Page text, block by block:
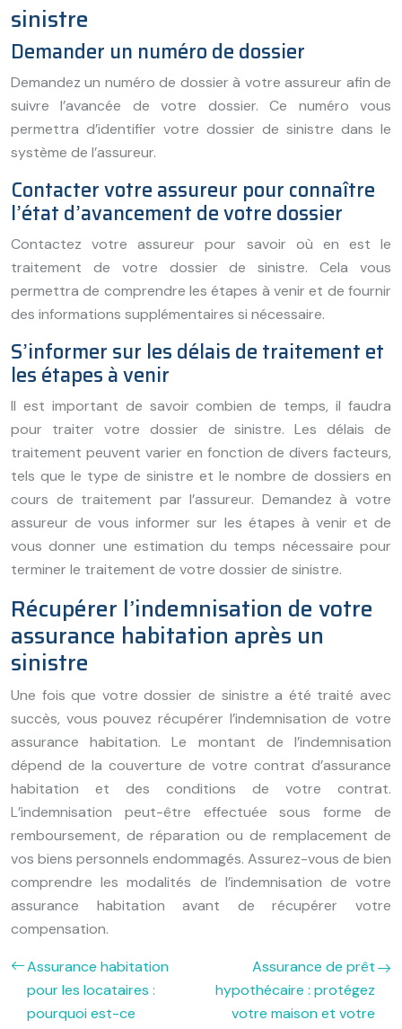
sinistre
Demander un numéro de dossier
Demandez un numéro de dossier à votre assureur afin de
suivre l’avancée de votre dossier. Ce numéro vous
permettra d’identifier votre dossier de sinistre dans le
système de l’assureur.
Contacter votre assureur pour connaître
l’état d’avancement de votre dossier
Contactez votre assureur pour savoir où en est le
traitement de votre dossier de sinistre. Cela vous
permettra de comprendre les étapes à venir et de fournir
des informations supplémentaires si nécessaire.
S’informer sur les délais de traitement et
les étapes à venir
Il est important de savoir combien de temps, il faudra
pour traiter votre dossier de sinistre. Les délais de
traitement peuvent varier en fonction de divers facteurs,
tels que le type de sinistre et le nombre de dossiers en
cours de traitement par l’assureur. Demandez à votre
assureur de vous informer sur les étapes à venir et de
vous donner une estimation du temps nécessaire pour
terminer le traitement de votre dossier de sinistre.
Récupérer l’indemnisation de votre
assurance habitation après un
sinistre
Une fois que votre dossier de sinistre a été traité avec
succès, vous pouvez récupérer l’indemnisation de votre
assurance habitation. Le montant de l’indemnisation
dépend de la couverture de votre contrat d’assurance
habitation et des conditions de votre contrat.
L’indemnisation peut-être effectuée sous forme de
remboursement, de réparation ou de remplacement de
vos biens personnels endommagés. Assurez-vous de bien
comprendre les modalités de l’indemnisation de votre
assurance habitation avant de récupérer votre
compensation.
Assurance habitation
pour les locataires :
pourquoi est-ce
Assurance de prêt
hypothécaire : protégez
votre maison et votre